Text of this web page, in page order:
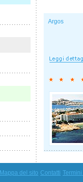
Argos
Mappa del sito Contatti